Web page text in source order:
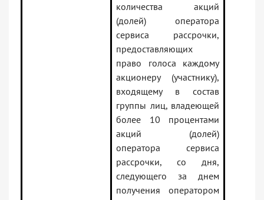
количества акций
(долей) оператора
сервиса рассрочки,
предоставляющих
право голоса каждому
акционеру (участнику),
входящему в состав
группы лиц, владеющей
более 10 процентами
акций (долей)
оператора сервиса
рассрочки, со дня,
следующего за днем
получения оператором